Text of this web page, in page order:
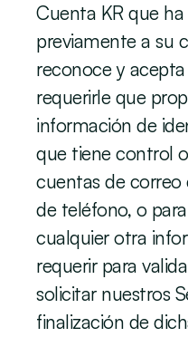
Cuenta KR que
previamente a su
reconoce y
requerirle que
información de
que tiene control
cuentas de
de teléfono, o
cualquier otra
requerir para
solicitar nuestros
finalización de